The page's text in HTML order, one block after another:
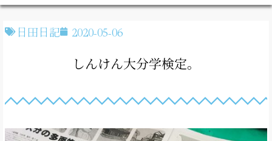
日田日記 2020-05-06
しんけん大分学検定。